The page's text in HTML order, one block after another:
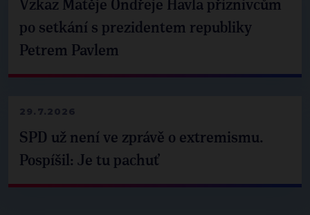
Vzkaz Matěje Ondřeje Havla příznivcům
po setkání s prezidentem republiky
Petrem Pavlem
29.7.2026
SPD už není ve zprávě o extremismu.
Pospíšil: Je tu pachuť